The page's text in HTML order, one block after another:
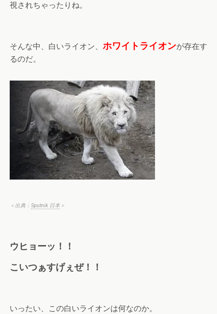
視されちゃったりね。
そんな中、白いライオン、 ホワイトライオンが存在す
るのだ。
＜出典： Sputnik 日本＞
ウヒョーッ！！
こいつぁすげぇぜ！！
いったい、この白いライオンは何なのか。